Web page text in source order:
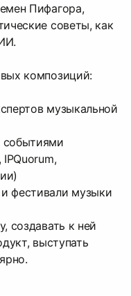
Пифагора,
советы, как
композиций:
музыкальной
событиями
фестивали музыки
создавать к ней
выступать